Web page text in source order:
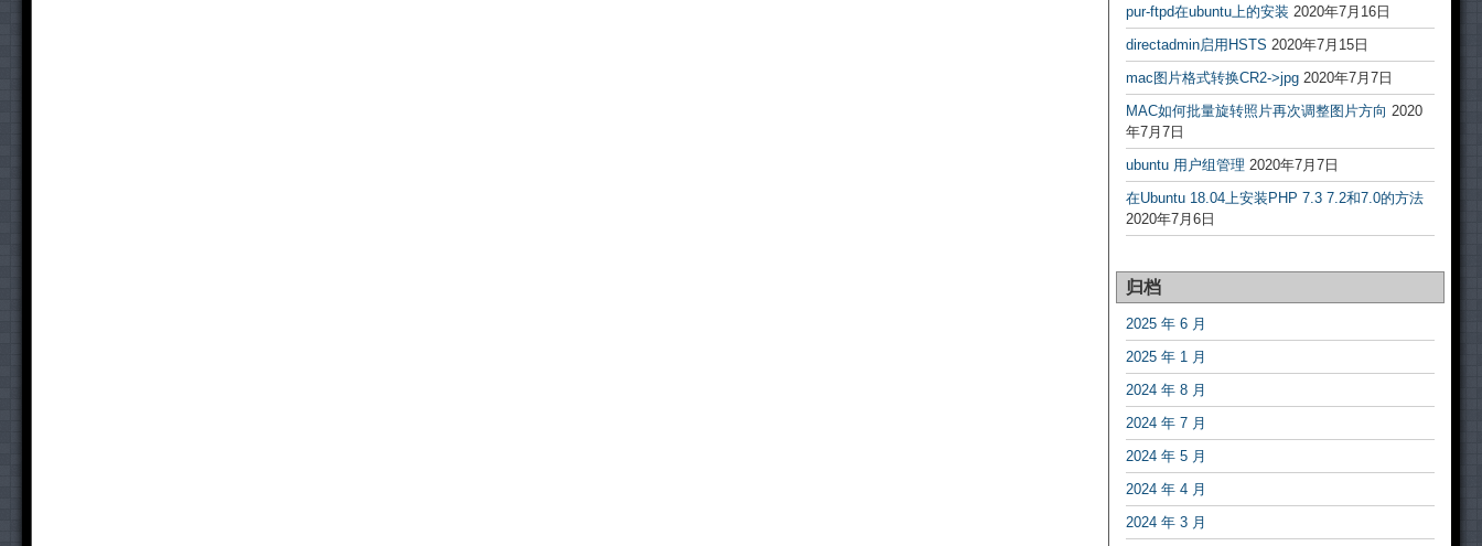
pur-ftpd在ubuntu上的安装 2020年7月16日
directadmin启用HSTS 2020年7月15日
mac图片格式转换CR2->jpg 2020年7月7日
MAC如何批量旋转照片再次调整图片方向 2020
年7月7日
ubuntu 用户组管理 2020年7月7日
在Ubuntu 18.04上安装PHP 7.3 7.2和7.0的方法
2020年7月6日
归档
2025 年 6 月
2025 年 1 月
2024 年 8 月
2024 年 7 月
2024 年 5 月
2024 年 4 月
2024 年 3 月